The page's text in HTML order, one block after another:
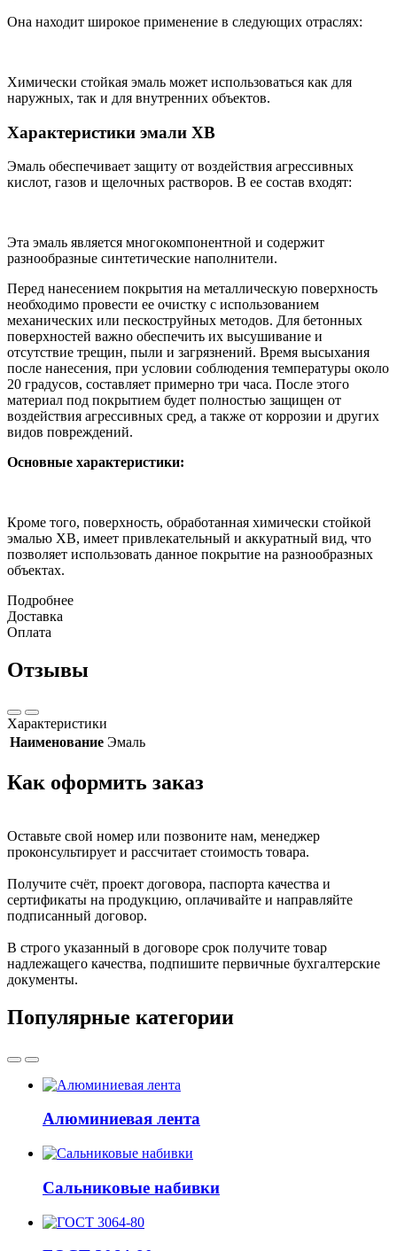
Она находит широкое применение в следующих отраслях:
Химически стойкая эмаль может использоваться как для
наружных, так и для внутренних объектов.
Характеристики эмали ХВ
Эмаль обеспечивает защиту от воздействия агрессивных
кислот, газов и щелочных растворов. В ее состав входят:
Эта эмаль является многокомпонентной и содержит
разнообразные синтетические наполнители.
Перед нанесением покрытия на металлическую поверхность
необходимо провести ее очистку с использованием
механических или пескоструйных методов. Для бетонных
поверхностей важно обеспечить их высушивание и
отсутствие трещин, пыли и загрязнений. Время высыхания
после нанесения, при условии соблюдения температуры около
20 градусов, составляет примерно три часа. После этого
материал под покрытием будет полностью защищен от
воздействия агрессивных сред, а также от коррозии и других
видов повреждений.
Основные характеристики:
Кроме того, поверхность, обработанная химически стойкой
эмалью ХВ, имеет привлекательный и аккуратный вид, что
позволяет использовать данное покрытие на разнообразных
объектах.
Подробнее
Доставка
Оплата
Отзывы
Характеристики
Наименование Эмаль
Как оформить заказ
Оставьте свой номер или позвоните нам, менеджер
проконсультирует и рассчитает стоимость товара.
Получите счёт, проект договора, паспорта качества и
сертификаты на продукцию, оплачивайте и направляйте
подписанный договор.
В строго указанный в договоре срок получите товар
надлежащего качества, подпишите первичные бухгалтерские
документы.
Популярные категории
Алюминиевая лента
Сальниковые набивки